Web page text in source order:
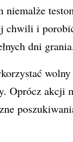
chwili i
dni
Oprócz